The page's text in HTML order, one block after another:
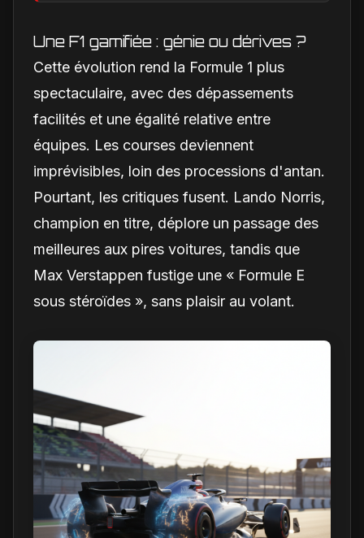
Une F1 gamifiée : génie ou dérives ?
Cette évolution rend la Formule 1 plus
spectaculaire, avec des dépassements
facilités et une égalité relative entre
équipes. Les courses deviennent
imprévisibles, loin des processions d'antan.
Pourtant, les critiques fusent. Lando Norris,
champion en titre, déplore un passage des
meilleures aux pires voitures, tandis que
Max Verstappen fustige une « Formule E
sous stéroïdes », sans plaisir au volant.